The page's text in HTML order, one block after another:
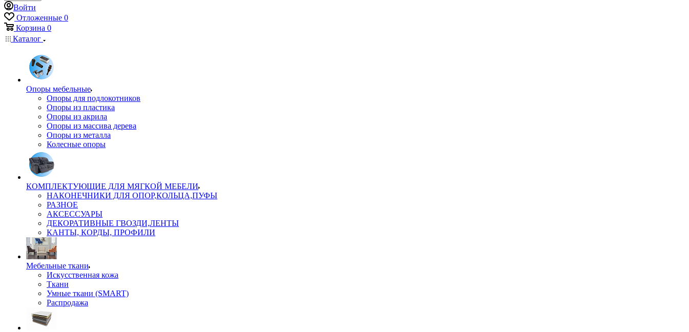
Войти
Отложенные 0
Корзина 0
Каталог
Опоры мебельные
Опоры для подлокотников
Опоры из пластика
Опоры из акрила
Опоры из массива дерева
Опоры из металла
Колесные опоры
КОМПЛЕКТУЮЩИЕ ДЛЯ МЯГКОЙ МЕБЕЛИ
НАКОНЕЧНИКИ ДЛЯ ОПОР,КОЛЬЦА,ПУФЫ
РАЗНОЕ
АКСЕССУАРЫ
ДЕКОРАТИВНЫЕ ГВОЗДИ,ЛЕНТЫ
КАНТЫ, КОРДЫ, ПРОФИЛИ
Мебельные ткани
Искусственная кожа
Ткани
Умные ткани (SMART)
Распродажа